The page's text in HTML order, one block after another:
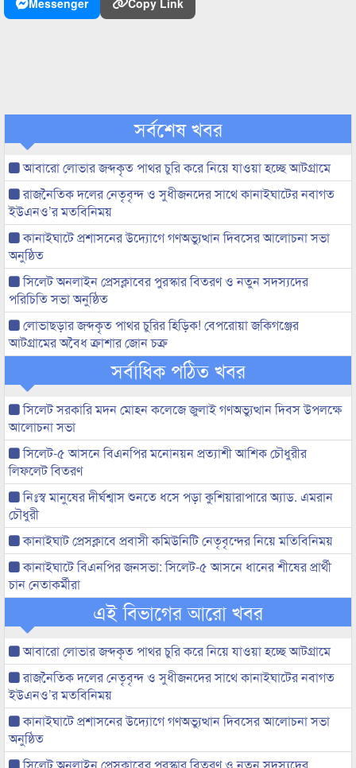
Messenger Copy Link
সর্বশেষ খবর
আবারো লোভার জব্দকৃত পাথর চুরি করে নিয়ে যাওয়া হচ্ছে আটগ্রামে
রাজনৈতিক দলের নেতৃবৃন্দ ও সুধীজনদের সাথে কানাইঘাটের নবাগত
ইউএনও’র মতবিনিময়
কানাইঘাটে প্রশাসনের উদ্যোগে গণঅভ্যুত্থান দিবসের আলোচনা সভা
অনুষ্ঠিত
সিলেট অনলাইন প্রেসক্লাবের পুরস্কার বিতরণ ও নতুন সদস্যদের
পরিচিতি সভা অনুষ্ঠিত
লোভাছড়ার জব্দকৃত পাথর চুরির হিড়িক! বেপরোয়া জকিগঞ্জের
আটগ্রামের অবৈধ ক্রাশার জোন চক্র
সর্বাধিক পঠিত খবর
সিলেট সরকারি মদন মোহন কলেজে জুলাই গণঅভ্যুত্থান দিবস উপলক্ষে
আলোচনা সভা
সিলেট-৫ আসনে বিএনপির মনোনয়ন প্রত্যাশী আশিক চৌধুরীর
লিফলেট বিতরণ
নিঃস্ব মানুষের দীর্ঘশ্বাস শুনতে ধসে পড়া কুশিয়ারাপারে অ্যাড. এমরান
চৌধুরী
কানাইঘাট প্রেসক্লাবে প্রবাসী কমিউনিটি নেতৃবৃন্দের নিয়ে মতিবিনিময়
কানাইঘাটে বিএনপির জনসভা: সিলেট-৫ আসনে ধানের শীষের প্রার্থী
চান নেতাকর্মীরা
এই বিভাগের আরো খবর
আবারো লোভার জব্দকৃত পাথর চুরি করে নিয়ে যাওয়া হচ্ছে আটগ্রামে
রাজনৈতিক দলের নেতৃবৃন্দ ও সুধীজনদের সাথে কানাইঘাটের নবাগত
ইউএনও’র মতবিনিময়
কানাইঘাটে প্রশাসনের উদ্যোগে গণঅভ্যুত্থান দিবসের আলোচনা সভা
অনুষ্ঠিত